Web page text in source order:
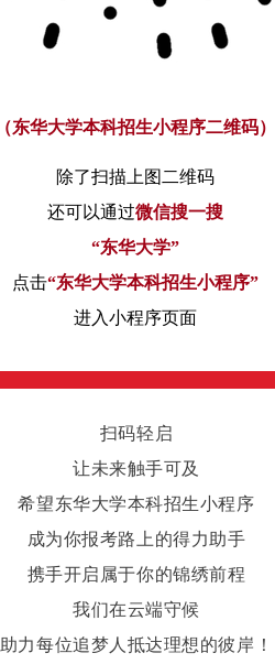
（东华大学本科招生小程序二维码）
除了扫描上图二维码
还可以通过微信搜一搜
“东华大学”
点击“东华大学本科招生小程序”
进入小程序页面
扫码轻启
让未来触手可及
希望东华大学本科招生小程序
成为你报考路上的得力助手
携手开启属于你的锦绣前程
我们在云端守候
助力每位追梦人抵达理想的彼岸！